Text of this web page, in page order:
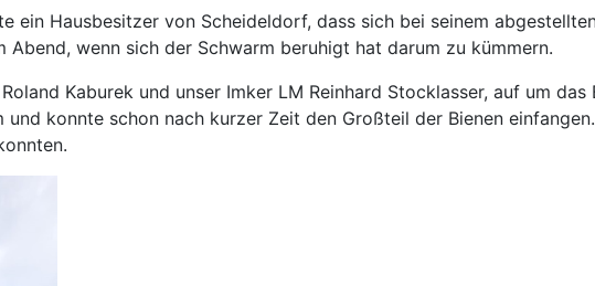
ein Hausbesitzer von Scheideldorf, dass sich bei seinem
Abend, wenn sich der Schwarm beruhigt hat darum zu kümmern.
Kaburek und unser Imker LM Reinhard Stocklasser, auf um
konnte schon nach kurzer Zeit den Großteil der Bienen